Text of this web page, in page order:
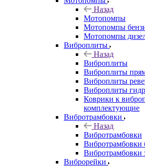
Назад
Мотопомпы
Мотопомпы
Мотопомпы
Виброплиты
Назад
Виброплиты
Виброплиты
Виброплиты
Виброплиты
Коврики к
комплектующие
Вибротрамбовки
Назад
Вибротрамбовки
Вибротрамбовки
Вибротрамбовки
Виброрейки